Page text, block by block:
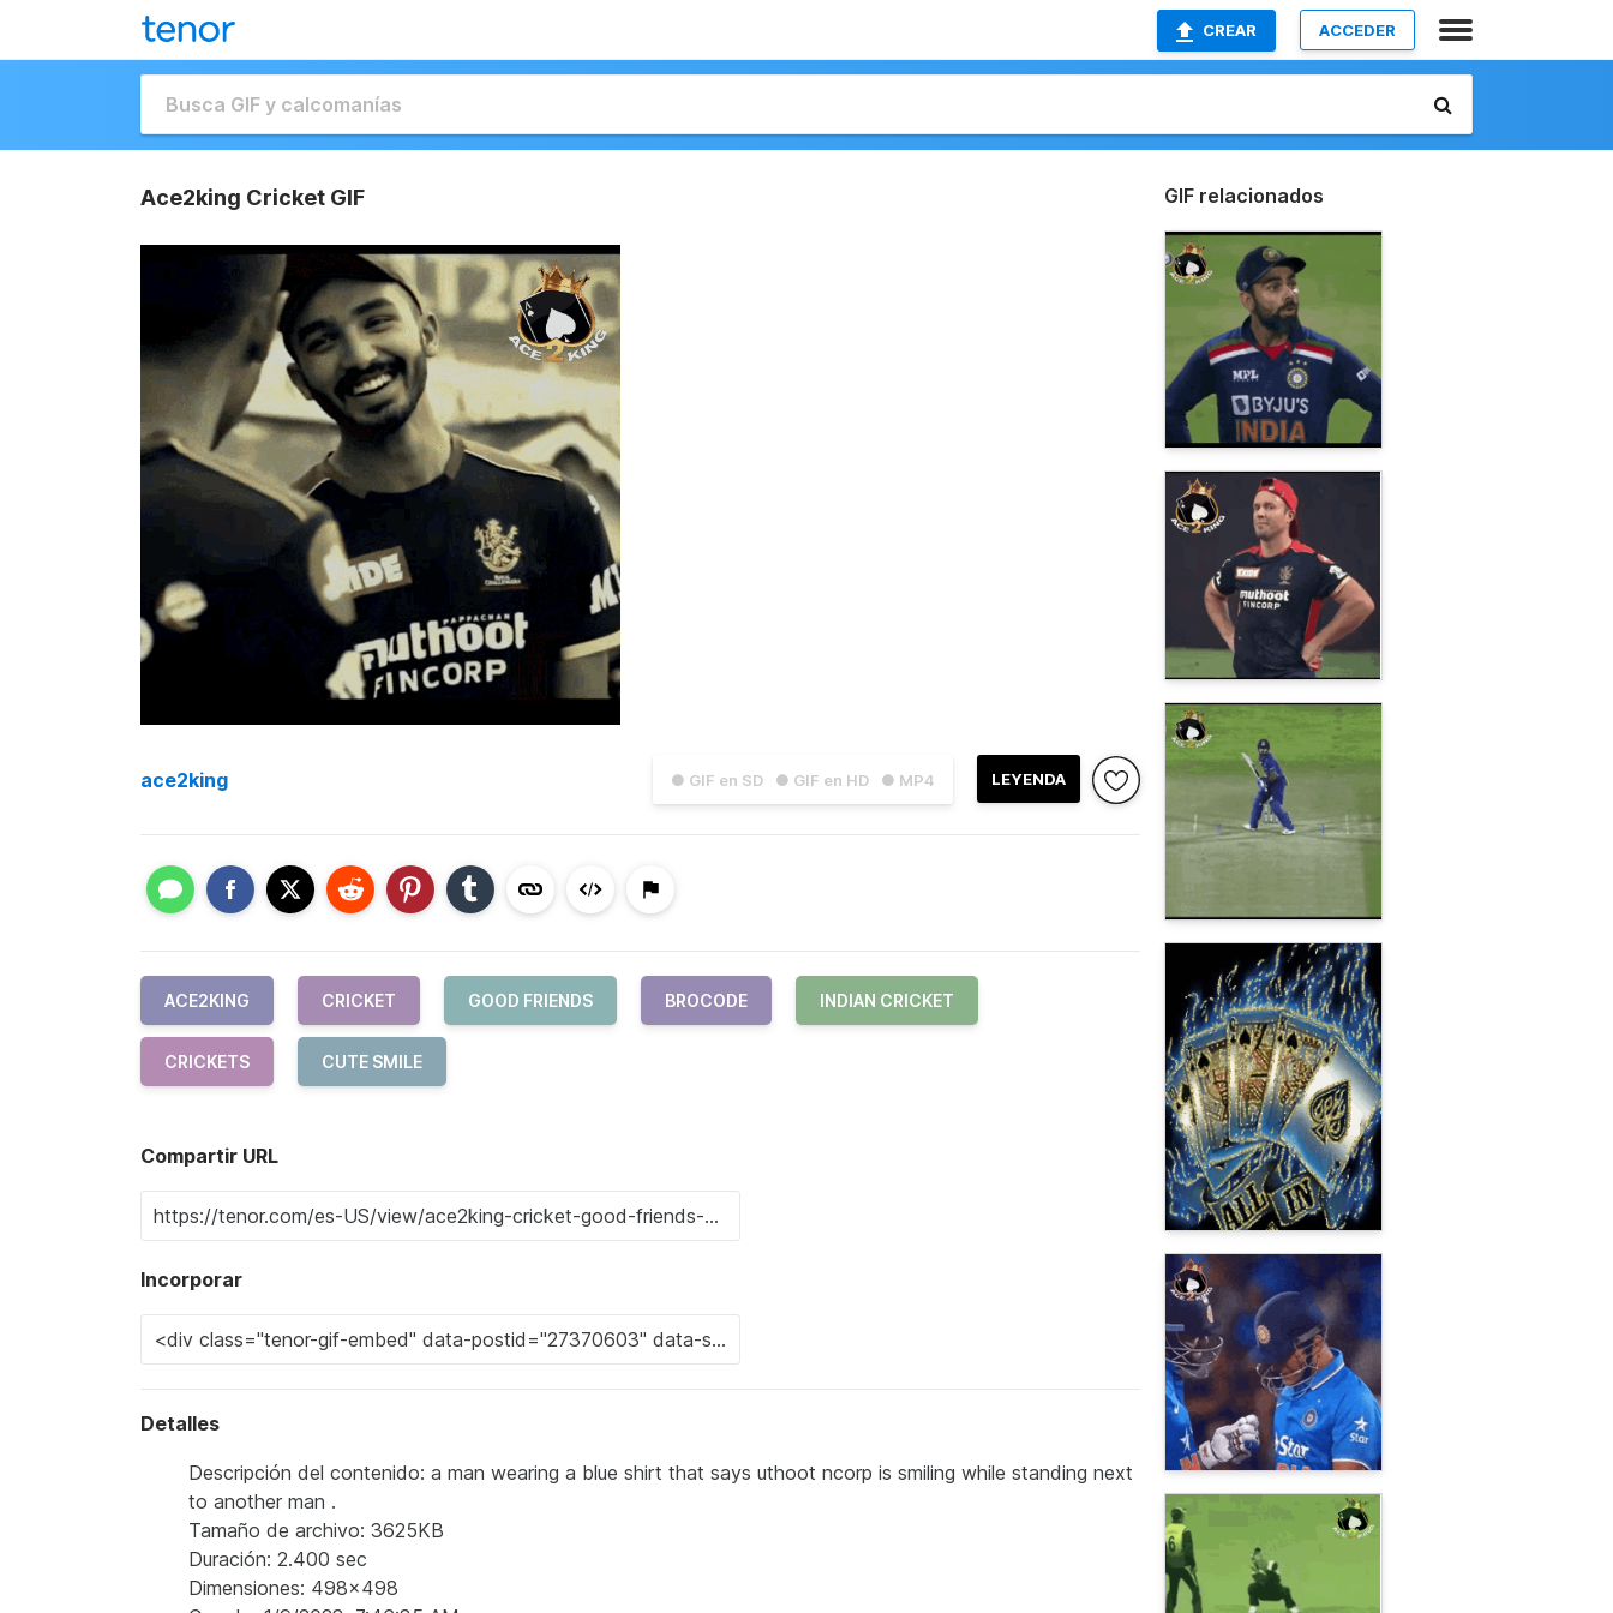
CREAR ACCEDER
Ace2king Cricket GIF
● GIF en SD ● GIF en HD ● MP4 LEYENDA
ace2king
ACE2KING CRICKET GOOD FRIENDS BROCODE INDIAN CRICKET
CRICKETS CUTE SMILE
Compartir URL
Incorporar
Detalles
Descripción del contenido: a man wearing a blue shirt that says uthoot ncorp is smiling while standing next
to another man .
Tamaño de archivo: 3625KB
Duración: 2.400 sec
Dimensiones: 498x498
GIF relacionados